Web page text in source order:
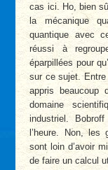
cas ici. Ho, bien
la mécanique
quantique avec
réussi à
éparpillées pour
sur ce sujet. Entre
appris beaucoup
domaine
industriel.
l’heure. Non, les
sont loin d’avoir
de faire un calcul